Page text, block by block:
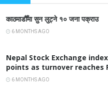
काठमाडौँमा सुन लुट्ने १० जना पक्राउ
6 MONTHS AGO
Nepal Stock Exchange
points as turnover reaches
6 MONTHS AGO